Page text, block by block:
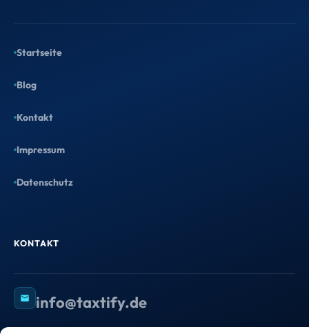
Startseite
Blog
Kontakt
Impressum
Datenschutz
KONTAKT
info@taxtify.de